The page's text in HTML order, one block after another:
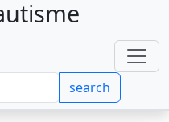
search